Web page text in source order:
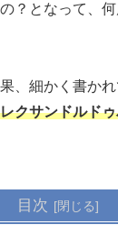
？となって、
、細かく書か
クサンドルド
目次